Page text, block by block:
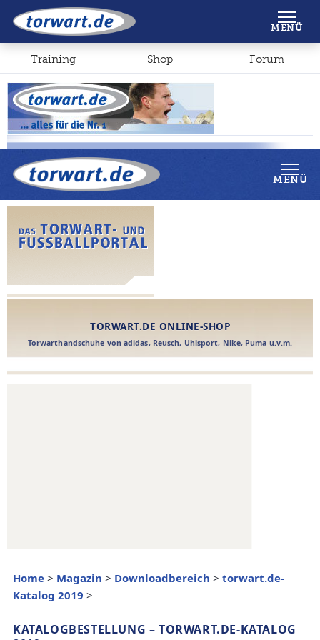
Shop Forum
MENÜ
Home > Magazin > Downloadbereich > torwart.de-
Katalog 2019 >
KATALOGBESTELLUNG – TORWART.DE-KATALOG